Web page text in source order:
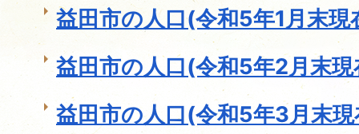
益田市の人口(令和5年1月末現
益田市の人口(令和5年2月末
益田市の人口(令和5年3月末